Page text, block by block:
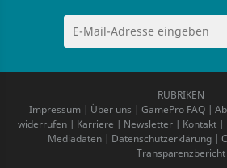
RUBRIKEN
Impressum| Über uns GamePro FAQ|
widerrufen
Karriere Newsletter Kontakt
Mediadaten| Datenschutzerklärung|
Transparenzbericht